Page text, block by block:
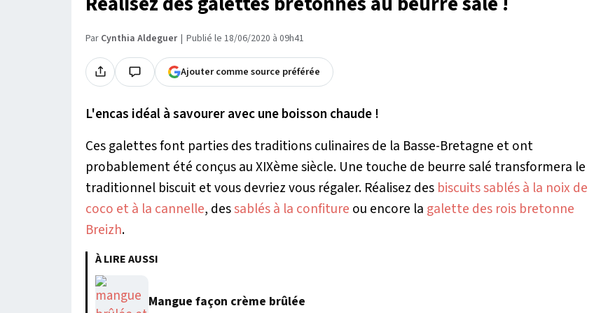
Par Cynthia Aldeguer Publié le 18/06/2020 à 09h41
Ajouter comme source préférée
L'encas idéal à savourer avec une boisson chaude !
Ces galettes font parties des traditions culinaires de la Basse-Bretagne et ont
probablement été conçus au XIXème siècle. Une touche de beurre salé transformera le
traditionnel biscuit et vous devriez vous régaler. Réalisez des biscuits sablés à la noix de
coco et à la cannelle, dessablés à la confiture ou encore la galette des rois bretonne
Breizh.
À LIRE AUSSI
Mangue façon crème brûlée